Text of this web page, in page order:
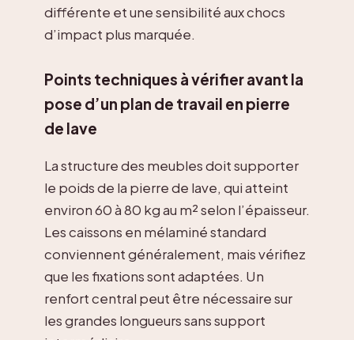
différente et une sensibilité aux chocs
d’impact plus marquée.
Points techniques à vérifier avant la
pose d’un plan de travail en pierre
de lave
La structure des meubles doit supporter
le poids de la pierre de lave, qui atteint
environ 60 à 80 kg au m² selon l’épaisseur.
Les caissons en mélaminé standard
conviennent généralement, mais vérifiez
que les fixations sont adaptées. Un
renfort central peut être nécessaire sur
les grandes longueurs sans support